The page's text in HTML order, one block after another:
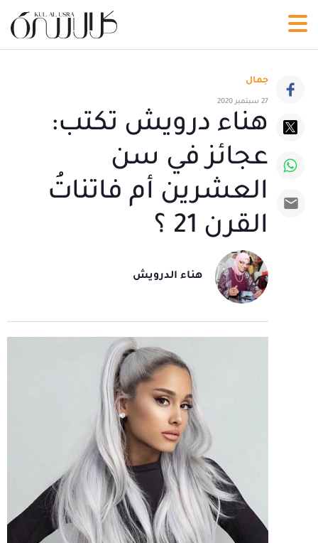
جمال
27 سبتمبر 2020
هناء درويش تكتب:
عجائز في سن
العشرين أم فاتناتُ
القرن 21 ؟
هناء الدرويش